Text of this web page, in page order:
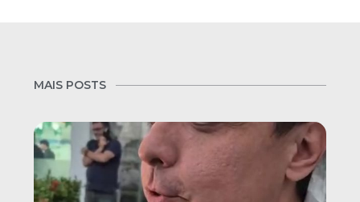
MAIS POSTS